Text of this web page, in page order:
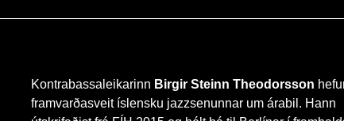
Kontrabassaleikarinn Birgir Steinn Theodorsson
framvarðasveit íslensku jazzsenunnar um árabil. Hann